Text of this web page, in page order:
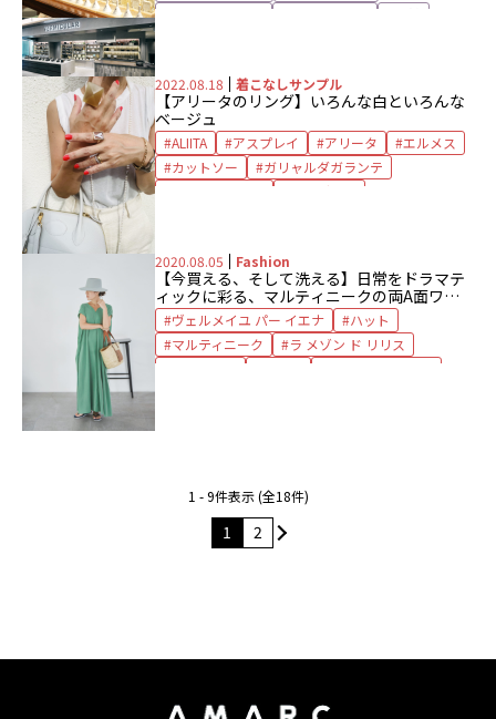
2022.08.18 着こなしサンプル
【アリータのリング】いろんな白といろんな
ベージュ
ALIITA アスプレイ アリータ
エルメス
カットソー
ガリャルダガランテ
サングラス
ブレスレット
マルコム ベッツ
マルティニーク
ランドシヌール
リング
ロバート・マーク NYC
時計
2020.08.05 Fashion
【今買える、そして洗える】日常をドラマテ
ィックに彩る、マルティニークの両A面ワン
ピース
ヴェルメイユ パー イエナ
ハット
マルティニーク
ラ メゾン ド リリス
1 - 9件表示 (全18件)
1 2